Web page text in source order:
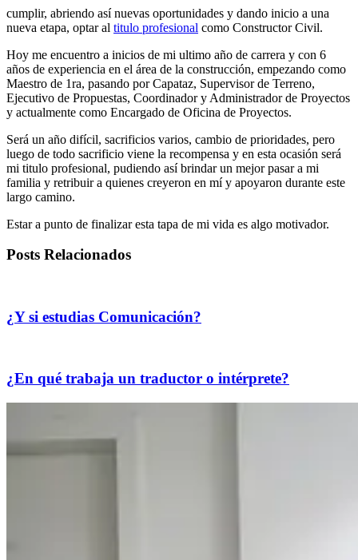
cumplir, abriendo así nuevas oportunidades y dando inicio a una
nueva etapa, optar al titulo profesional como Constructor Civil.
Hoy me encuentro a inicios de mi ultimo año de carrera y con 6
años de experiencia en el área de la construcción, empezando como
Maestro de 1ra, pasando por Capataz, Supervisor de Terreno,
Ejecutivo de Propuestas, Coordinador y Administrador de Proyectos
y actualmente como Encargado de Oficina de Proyectos.
Será un año difícil, sacrificios varios, cambio de prioridades, pero
luego de todo sacrificio viene la recompensa y en esta ocasión será
mi titulo profesional, pudiendo así brindar un mejor pasar a mi
familia y retribuir a quienes creyeron en mí y apoyaron durante este
largo camino.
Estar a punto de finalizar esta tapa de mi vida es algo motivador.
Posts Relacionados
¿Y si estudias Comunicación?
¿En qué trabaja un traductor o intérprete?